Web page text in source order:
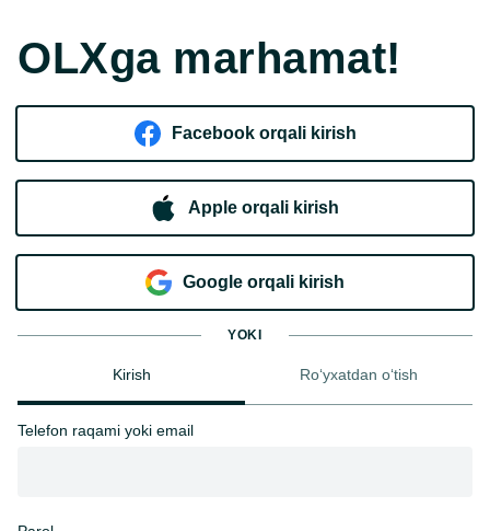
OLXga marhamat!
Facebook orqali kirish​
Apple orqali kirish
Goo​g​le orqali kirish
YOKI
Kirish Ro‘yxatdan o‘tish
Telefon raqami yoki email